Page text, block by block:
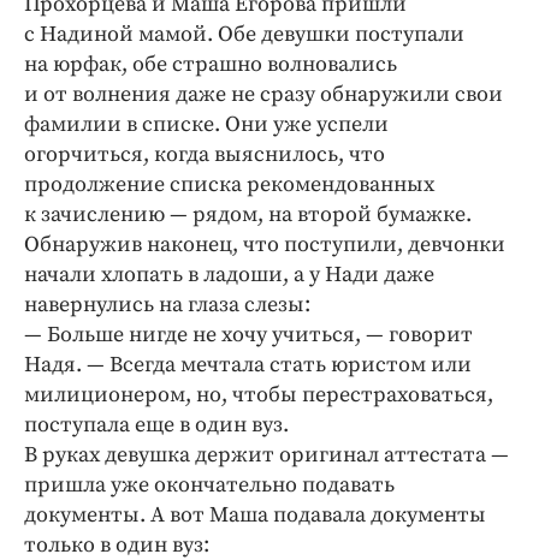
с Надиной мамой. Обе девушки поступали
на юрфак, обе страшно волновались
и от волнения даже не сразу обнаружили свои
фамилии в списке. Они уже успели
огорчиться, когда выяснилось, что
продолжение списка рекомендованных
к зачислению — рядом, на второй бумажке.
Обнаружив наконец, что поступили, девчонки
начали хлопать в ладоши, а у Нади даже
навернулись на глаза слезы:
— Больше нигде не хо­чу учиться, — говорит
Надя. — Всегда мечтала стать юристом или
милиционером, но, чтобы перестраховаться,
поступала еще в один вуз.
В руках девушка держит оригинал аттестата —
пришла уже окончательно подавать
документы. А вот Маша подавала документы
только в один вуз: